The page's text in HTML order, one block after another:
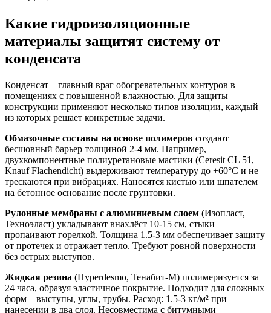
Какие гидроизоляционные
материалы защитят систему от
конденсата
Конденсат – главный враг обогревательных контуров в
помещениях с повышенной влажностью. Для защиты
конструкции применяют несколько типов изоляции, каждый
из которых решает конкретные задачи.
Обмазочные составы на основе полимеров создают
бесшовный барьер толщиной 2-4 мм. Например,
двухкомпонентные полиуретановые мастики (Ceresit CL 51,
Knauf Flachendicht) выдерживают температуру до +60°C и не
трескаются при вибрациях. Наносятся кистью или шпателем
на бетонное основание после грунтовки.
Рулонные мембраны с алюминиевым слоем (Изопласт,
Техноэласт) укладывают внахлёст 10-15 см, стыки
пропаивают горелкой. Толщина 1.5-3 мм обеспечивает защиту
от протечек и отражает тепло. Требуют ровной поверхности
без острых выступов.
Жидкая резина (Hyperdesmo, Тенабит-М) полимеризуется за
24 часа, образуя эластичное покрытие. Подходит для сложных
форм – выступы, углы, трубы. Расход: 1.5-3 кг/м² при
нанесении в два слоя. Несовместима с битумными